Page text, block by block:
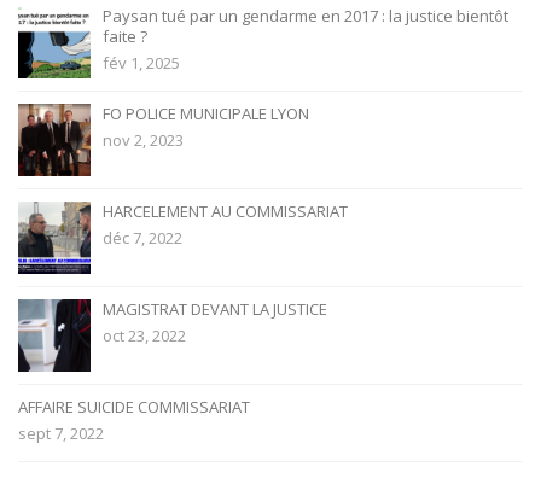
Paysan tué par un gendarme en 2017 : la justice bientôt
faite ?
fév 1, 2025
FO POLICE MUNICIPALE LYON
nov 2, 2023
HARCELEMENT AU COMMISSARIAT
déc 7, 2022
MAGISTRAT DEVANT LA JUSTICE
oct 23, 2022
AFFAIRE SUICIDE COMMISSARIAT
sept 7, 2022